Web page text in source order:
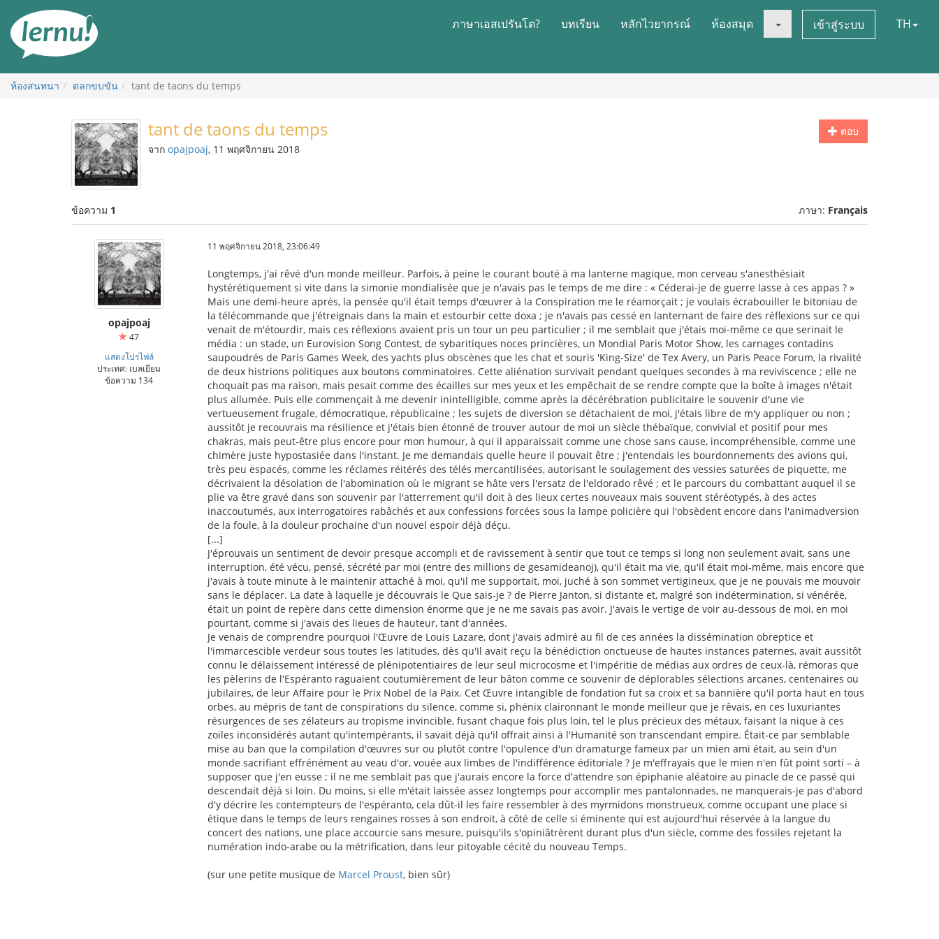
สารบัญ
ภาษาเอสเปรันโต? บทเรียน หลักไวยากรณ์ ห้องสมุด เข้าสู่ระบบ TH
ห้องสนทนา ตลกขบขัน tant de taons du temps
ตอบ
tant de taons du temps
จาก opajpoaj, 11 พฤศจิกายน 2018
ข้อความ 1 ภาษา: Français
opajpoaj
47
แสดงโปรไฟล์
ประเทศ: เบลเยียม
ข้อความ 134
11 พฤศจิกายน 2018, 23:06:49
Longtemps, j'ai rêvé d'un monde meilleur. Parfois, à peine le courant bouté à ma lanterne magique, mon cerveau s'anesthésiait
hystérétiquement si vite dans la simonie mondialisée que je n'avais pas le temps de me dire : « Céderai-je de guerre lasse à ces appas ? »
Mais une demi-heure après, la pensée qu'il était temps d'œuvrer à la Conspiration me le réamorçait ; je voulais écrabouiller le bitoniau de
la télécommande que j'étreignais dans la main et estourbir cette doxa ; je n'avais pas cessé en lanternant de faire des réflexions sur ce qui
venait de m'étourdir, mais ces réflexions avaient pris un tour un peu particulier ; il me semblait que j'étais moi-même ce que serinait le
média : un stade, un Eurovision Song Contest, de sybaritiques noces princières, un Mondial Paris Motor Show, les carnages contadins
saupoudrés de Paris Games Week, des yachts plus obscènes que les chat et souris 'King-Size' de Tex Avery, un Paris Peace Forum, la rivalité
de deux histrions politiques aux boutons comminatoires. Cette aliénation survivait pendant quelques secondes à ma reviviscence ; elle ne
choquait pas ma raison, mais pesait comme des écailles sur mes yeux et les empêchait de se rendre compte que la boîte à images n'était
plus allumée. Puis elle commençait à me devenir inintelligible, comme après la décérébration publicitaire le souvenir d'une vie
vertueusement frugale, démocratique, républicaine ; les sujets de diversion se détachaient de moi, j'étais libre de m'y appliquer ou non ;
aussitôt je recouvrais ma résilience et j'étais bien étonné de trouver autour de moi un siècle thébaïque, convivial et positif pour mes
chakras, mais peut-être plus encore pour mon humour, à qui il apparaissait comme une chose sans cause, incompréhensible, comme une
chimère juste hypostasiée dans l'instant. Je me demandais quelle heure il pouvait être ; j'entendais les bourdonnements des avions qui,
très peu espacés, comme les réclames réitérés des télés mercantilisées, autorisant le soulagement des vessies saturées de piquette, me
décrivaient la désolation de l'abomination où le migrant se hâte vers l'ersatz de l'eldorado rêvé ; et le parcours du combattant auquel il se
plie va être gravé dans son souvenir par l'atterrement qu'il doit à des lieux certes nouveaux mais souvent stéréotypés, à des actes
inaccoutumés, aux interrogatoires rabâchés et aux confessions forcées sous la lampe policière qui l'obsèdent encore dans l'animadversion
de la foule, à la douleur prochaine d'un nouvel espoir déjà déçu.
[...]
J'éprouvais un sentiment de devoir presque accompli et de ravissement à sentir que tout ce temps si long non seulement avait, sans une
interruption, été vécu, pensé, sécrété par moi (entre des millions de gesamideanoj), qu'il était ma vie, qu'il était moi-même, mais encore que
j'avais à toute minute à le maintenir attaché à moi, qu'il me supportait, moi, juché à son sommet vertigineux, que je ne pouvais me mouvoir
sans le déplacer. La date à laquelle je découvrais le Que sais-je ? de Pierre Janton, si distante et, malgré son indétermination, si vénérée,
était un point de repère dans cette dimension énorme que je ne me savais pas avoir. J'avais le vertige de voir au-dessous de moi, en moi
pourtant, comme si j'avais des lieues de hauteur, tant d'années.
Je venais de comprendre pourquoi l'Œuvre de Louis Lazare, dont j'avais admiré au fil de ces années la dissémination obreptice et
l'immarcescible verdeur sous toutes les latitudes, dès qu'Il avait reçu la bénédiction onctueuse de hautes instances paternes, avait aussitôt
connu le délaissement intéressé de plénipotentiaires de leur seul microcosme et l'impéritie de médias aux ordres de ceux-là, rémoras que
les pèlerins de l'Espéranto raguaient coutumièrement de leur bâton comme ce souvenir de déplorables sélections arcanes, centenaires ou
jubilaires, de leur Affaire pour le Prix Nobel de la Paix. Cet Œuvre intangible de fondation fut sa croix et sa bannière qu'il porta haut en tous
orbes, au mépris de tant de conspirations du silence, comme si, phénix claironnant le monde meilleur que je rêvais, en ces luxuriantes
résurgences de ses zélateurs au tropisme invincible, fusant chaque fois plus loin, tel le plus précieux des métaux, faisant la nique à ces
zoïles inconsidérés autant qu'intempérants, il savait déjà qu'il offrait ainsi à l'Humanité son transcendant empire. Était-ce par semblable
mise au ban que la compilation d'œuvres sur ou plutôt contre l'opulence d'un dramaturge fameux par un mien ami était, au sein d'un
monde sacrifiant effrénément au veau d'or, vouée aux limbes de l'indifférence éditoriale ? Je m'effrayais que le mien n'en fût point sorti – à
supposer que j'en eusse ; il ne me semblait pas que j'aurais encore la force d'attendre son épiphanie aléatoire au pinacle de ce passé qui
descendait déjà si loin. Du moins, si elle m'était laissée assez longtemps pour accomplir mes pantalonnades, ne manquerais-je pas d'abord
d'y décrire les contempteurs de l'espéranto, cela dût-il les faire ressembler à des myrmidons monstrueux, comme occupant une place si
étique dans le temps de leurs rengaines rosses à son endroit, à côté de celle si éminente qui est aujourd'hui réservée à la langue du
concert des nations, une place accourcie sans mesure, puisqu'ils s'opiniâtrèrent durant plus d'un siècle, comme des fossiles rejetant la
numération indo-arabe ou la métrification, dans leur pitoyable cécité du nouveau Temps.
(sur une petite musique de Marcel Proust, bien sûr)